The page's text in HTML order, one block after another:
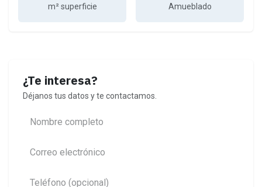
m² superficie Amueblado
¿Te interesa?
Déjanos tus datos y te contactamos.